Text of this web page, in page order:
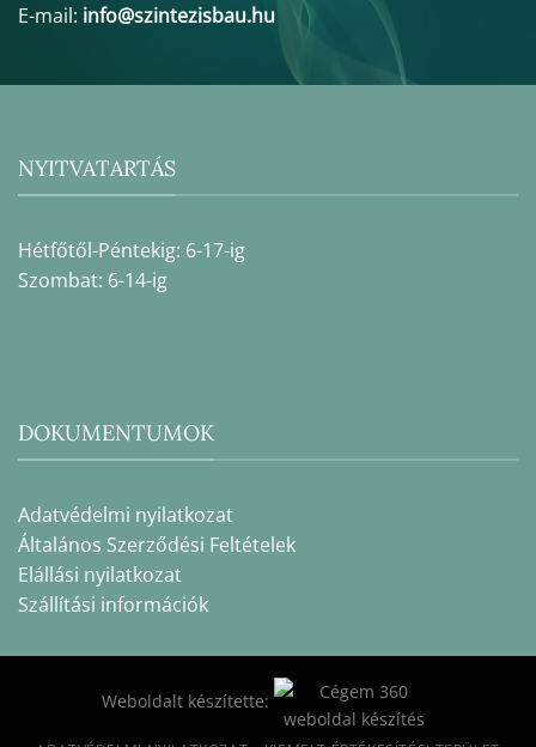
E-mail: info@szintezisbau.hu
NYITVATARTÁS
Hétfőtől-Péntekig: 6-17-ig
Szombat: 6-14-ig
DOKUMENTUMOK
Adatvédelmi nyilatkozat
Általános Szerződési Feltételek
Elállási nyilatkozat
Szállítási információk
Weboldalt készítette: